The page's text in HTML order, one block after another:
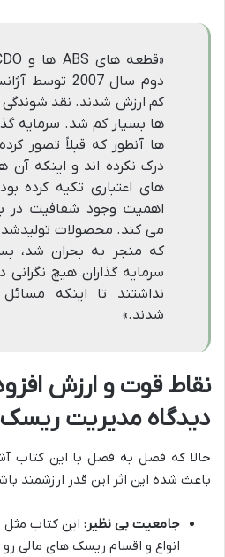
دوم سال 2007
کم ارزش شدند. نقد شوندگی
ها بسیار کم شد. سرمایه
ها آنطور که قبلاً تصور
درک نکرده اند و اینکه آن
های اعتباری تکیه کرده
اهمیت وجود شفافیت در
می کند. محصولات
که منجر به بحران شد،
سرمایه گذاران هیچ
نداشتند تا اینکه
شدند.»
نقاط قوت و ارزش
دیدگاه مدیریت ریسک
حالا که فصل به فصل با این کتاب
باعث شده این اثر این قدر ارزشمند
جامعیت بی نظیر: این کتاب مثل
انواع و اقسام ریسک های مالی